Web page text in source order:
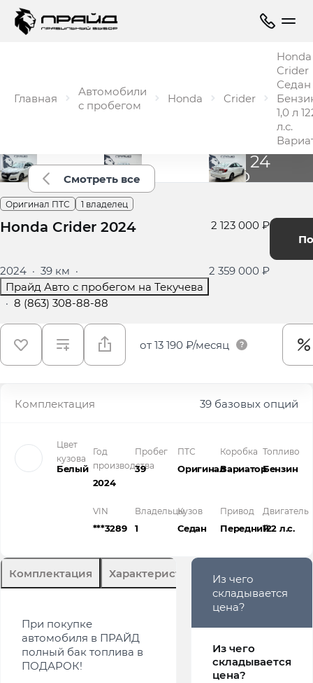
Главная
Автомобили
с пробегом
Honda Crider
Honda
Crider
Седан
1,0 л
л.с.
Ещё 24
фото
Смотреть все
Оригинал ПТС 1 владелец
Honda Crider 2024 2 123 000 ₽
2024 · 39 км ·
Прайд Авто с пробегом на Текучева
· 8 (863) 308-88-88
2 359 000 ₽
от 13 190 ₽/месяц
Комплектация 39 базовых опций
Цвет
кузова
Белый
Год
производства
2024
Пробег
39
ПТС
Оригинал
Коробка
Вариатор
Топливо
Бензин
VIN
***3289
Владельцы
1
Кузов
Седан
Привод
Передний
Двигатель
122 л.с.
Комплектация Характеристики Описание
При покупке
автомобиля в ПРАЙД
полный бак топлива в
ПОДАРОК!
Из чего
складывается
цена?
Из чего
складывается
цена?